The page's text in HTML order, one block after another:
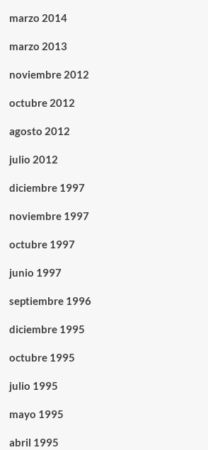
marzo 2014
marzo 2013
noviembre 2012
octubre 2012
agosto 2012
julio 2012
diciembre 1997
noviembre 1997
octubre 1997
junio 1997
septiembre 1996
diciembre 1995
octubre 1995
julio 1995
mayo 1995
abril 1995